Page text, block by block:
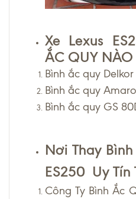
Xe Lexus
ẮC QUY NÀO
Bình ắc quy
Bình ắc quy
Bình ắc quy GS
Nơi Thay
ES250 Uy Tín
Công Ty Bình Ắc